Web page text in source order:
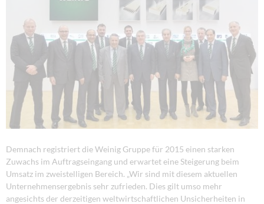
Demnach registriert die Weinig Gruppe für 2015 einen starken
Zuwachs im Auftragseingang und erwartet eine Steigerung beim
Umsatz im zweistelligen Bereich. „Wir sind mit diesem aktuellen
Unternehmensergebnis sehr zufrieden. Dies gilt umso mehr
angesichts der derzeitigen weltwirtschaftlichen Unsicherheiten in